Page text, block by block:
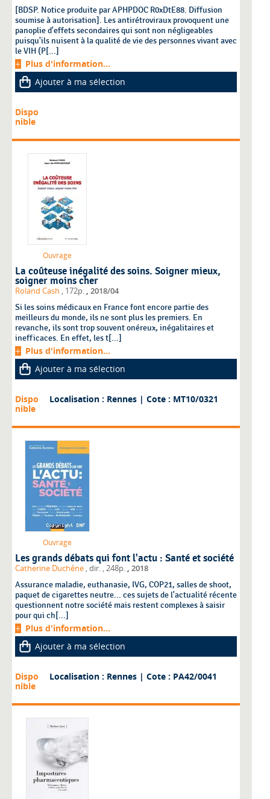
[BDSP. Notice produite par APHPDOC R0xDtE88. Diffusion
soumise à autorisation]. Les antirétroviraux provoquent une
panoplie d'effets secondaires qui sont non négligeables
puisqu'ils nuisent à la qualité de vie des personnes vivant avec
le VIH (P[...]
Plus d'information...
Ajouter à ma sélection
Dispo
nible
Ouvrage
La coûteuse inégalité des soins. Soigner mieux,
soigner moins cher
Roland Cash , 172p. , 2018/04
Si les soins médicaux en France font encore partie des
meilleurs du monde, ils ne sont plus les premiers. En
revanche, ils sont trop souvent onéreux, inégalitaires et
inefficaces. En effet, les t[...]
Plus d'information...
Ajouter à ma sélection
Dispo
nible
Localisation : Rennes | Cote : MT10/0321
Ouvrage
Les grands débats qui font l'actu : Santé et société
Catherine Duchêne , dir. , 248p. , 2018
Assurance maladie, euthanasie, IVG, COP21, salles de shoot,
paquet de cigarettes neutre... ces sujets de l'actualité récente
questionnent notre société mais restent complexes à saisir
pour qui ch[...]
Plus d'information...
Ajouter à ma sélection
Dispo
nible
Localisation : Rennes | Cote : PA42/0041